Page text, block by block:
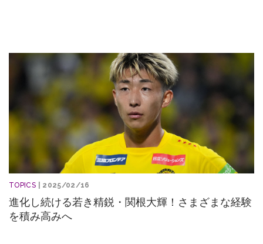
TOPICS | 2025/02/16
進化し続ける若き精鋭・関根大輝！さまざまな経験
を積み高みへ